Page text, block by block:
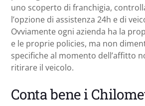
uno scoperto di franchigia,
l’opzione di assistenza 24h e di
Ovviamente ogni azienda ha la
e le proprie policies, ma non
specifiche al momento dell’affitto
ritirare il veicolo.
Conta bene i